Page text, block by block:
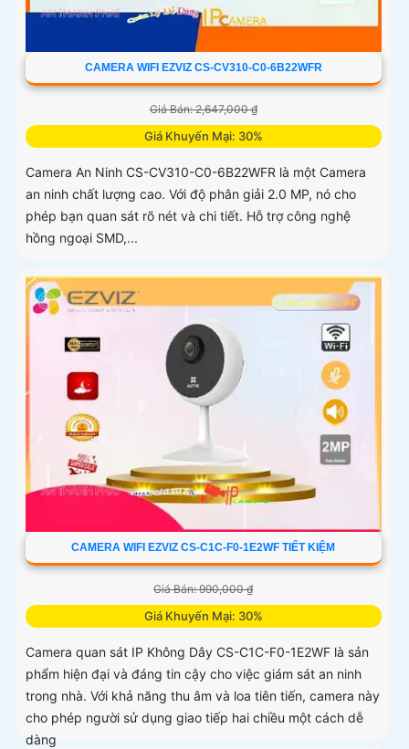
CAMERA WIFI EZVIZ CS-CV310-C0-6B22WFR
Giá Bán: 2,647,000 ₫
Giá Khuyến Mại: 30%
Camera An Ninh CS-CV310-C0-6B22WFR là một Camera
an ninh chất lượng cao. Với độ phân giải 2.0 MP, nó cho
phép bạn quan sát rõ nét và chi tiết. Hỗ trợ công nghệ
hồng ngoại SMD,...
CAMERA WIFI EZVIZ CS-C1C-F0-1E2WF TIẾT KIỆM
Giá Bán: 990,000 ₫
Giá Khuyến Mại: 30%
Camera quan sát IP Không Dây CS-C1C-F0-1E2WF là sản
phẩm hiện đại và đáng tin cậy cho việc giám sát an ninh
trong nhà. Với khả năng thu âm và loa tiên tiến, camera này
cho phép người sử dụng giao tiếp hai chiều một cách dễ
dàng